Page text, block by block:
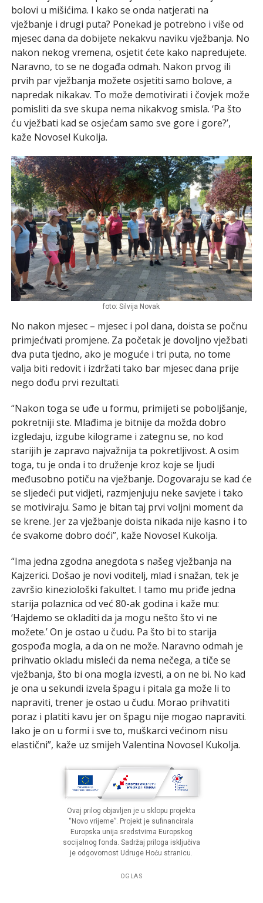
bolovi u mišićima. I kako se onda natjerati na
vježbanje i drugi puta? Ponekad je potrebno i više od
mjesec dana da dobijete nekakvu naviku vježbanja. No
nakon nekog vremena, osjetit ćete kako napredujete.
Naravno, to se ne događa odmah. Nakon prvog ili
prvih par vježbanja možete osjetiti samo bolove, a
napredak nikakav. To može demotivirati i čovjek može
pomisliti da sve skupa nema nikakvog smisla. ‘Pa što
ću vježbati kad se osjećam samo sve gore i gore?’,
kaže Novosel Kukolja.
foto: Silvija Novak
No nakon mjesec – mjesec i pol dana, doista se počnu
primjećivati promjene. Za početak je dovoljno vježbati
dva puta tjedno, ako je moguće i tri puta, no tome
valja biti redovit i izdržati tako bar mjesec dana prije
nego dođu prvi rezultati.
“Nakon toga se uđe u formu, primijeti se poboljšanje,
pokretniji ste. Mlađima je bitnije da možda dobro
izgledaju, izgube kilograme i zategnu se, no kod
starijih je zapravo najvažnija ta pokretljivost. A osim
toga, tu je onda i to druženje kroz koje se ljudi
međusobno potiču na vježbanje. Dogovaraju se kad će
se sljedeći put vidjeti, razmjenjuju neke savjete i tako
se motiviraju. Samo je bitan taj prvi voljni moment da
se krene. Jer za vježbanje doista nikada nije kasno i to
će svakome dobro doći”, kaže Novosel Kukolja.
“Ima jedna zgodna anegdota s našeg vježbanja na
Kajzerici. Došao je novi voditelj, mlad i snažan, tek je
završio kineziološki fakultet. I tamo mu priđe jedna
starija polaznica od već 80-ak godina i kaže mu:
‘Hajdemo se okladiti da ja mogu nešto što vi ne
možete.’ On je ostao u čudu. Pa što bi to starija
gospođa mogla, a da on ne može. Naravno odmah je
prihvatio okladu misleći da nema nečega, a tiče se
vježbanja, što bi ona mogla izvesti, a on ne bi. No kad
je ona u sekundi izvela špagu i pitala ga može li to
napraviti, trener je ostao u čudu. Morao prihvatiti
poraz i platiti kavu jer on špagu nije mogao napraviti.
Iako je on u formi i sve to, muškarci većinom nisu
elastični”, kaže uz smijeh Valentina Novosel Kukolja.
Ovaj prilog objavljen je u sklopu projekta
“Novo vrijeme”. Projekt je sufinancirala
Europska unija sredstvima Europskog
socijalnog fonda. Sadržaj priloga isključiva
je odgovornost Udruge Hoću stranicu.
OGLAS